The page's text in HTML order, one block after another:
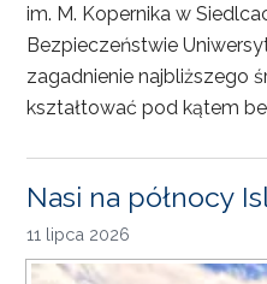
im. M. Kopernika w
Bezpieczeństwie
zagadnienie najbliższego
kształtować pod kątem
Nasi na północy
11 lipca 2026